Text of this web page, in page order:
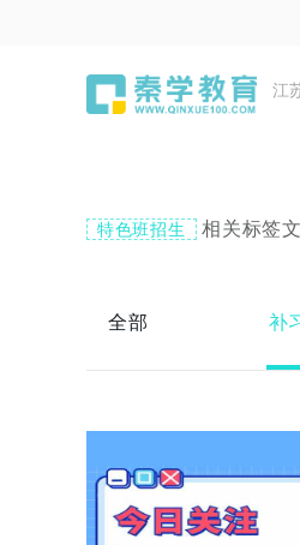
江
特色班招生 相关标签
全部 补